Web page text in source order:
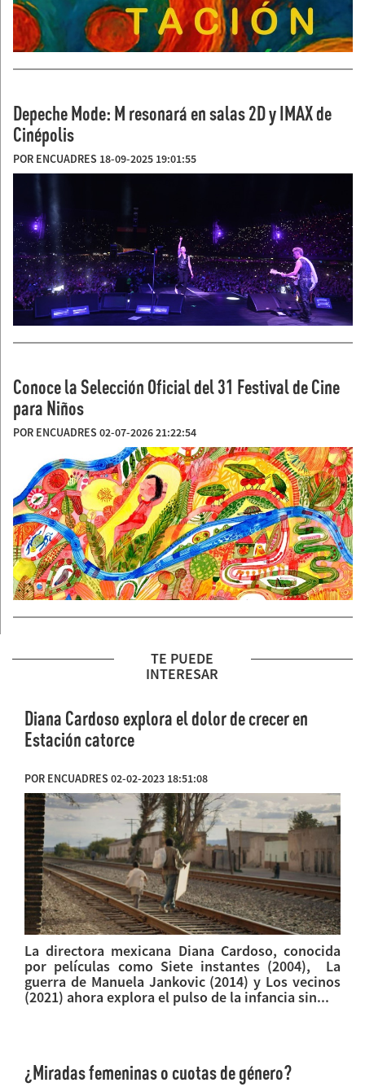
Depeche Mode: M resonará en salas 2D y IMAX de
Cinépolis
POR ENCUADRES 18-09-2025 19:01:55
Conoce la Selección Oficial del 31 Festival de Cine
para Niños
POR ENCUADRES 02-07-2026 21:22:54
TE PUEDE
INTERESAR
Diana Cardoso explora el dolor de crecer en
Estación catorce
POR ENCUADRES 02-02-2023 18:51:08
La directora mexicana Diana Cardoso, conocida
por películas como Siete instantes (2004), La
guerra de Manuela Jankovic (2014) y Los vecinos
(2021) ahora explora el pulso de la infancia sin...
¿Miradas femeninas o cuotas de género?